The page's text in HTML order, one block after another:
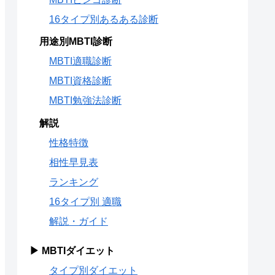
16タイプ別あるある診断
用途別MBTI診断
MBTI適職診断
MBTI資格診断
MBTI勉強法診断
解説
性格特徴
相性早見表
ランキング
16タイプ別 適職
解説・ガイド
▶ MBTIダイエット
タイプ別ダイエット